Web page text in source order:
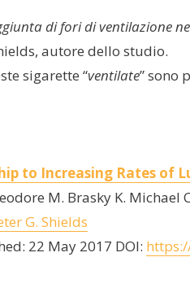
di fori di ventilazione
autore dello studio.
sigarette “ventilate” sono
to Increasing Rates of
M. Brasky K.
G. Shields
22 May 2017 DOI: